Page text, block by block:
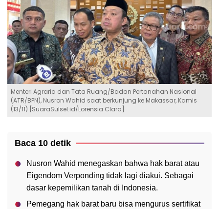
Menteri Agraria dan Tata Ruang/Badan Pertanahan Nasional
(ATR/BPN), Nusron Wahid saat berkunjung ke Makassar, Kamis
(13/11) [SuaraSulsel.id/Lorensia Clara]
Baca 10 detik
Nusron Wahid menegaskan bahwa hak barat atau
Eigendom Verponding tidak lagi diakui. Sebagai
dasar kepemilikan tanah di Indonesia.
Pemegang hak barat baru bisa mengurus sertifikat